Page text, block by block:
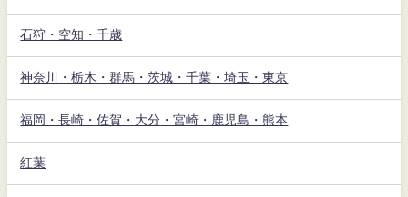
石狩・空知・千歳
神奈川・栃木・群馬・茨城・千葉・埼玉・東京
福岡・長崎・佐賀・大分・宮崎・鹿児島・熊本
紅葉